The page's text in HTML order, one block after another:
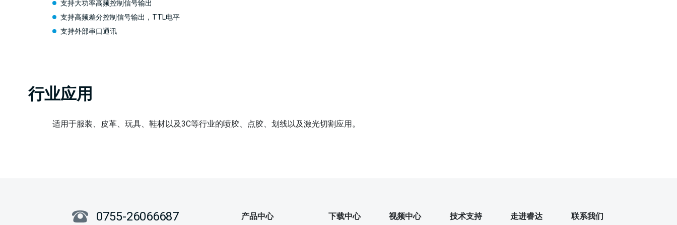
支持大功率高频控制信号输出
支持高频差分控制信号输出，TTL电平
支持外部串口通讯
行业应用
适用于服装、皮革、玩具、鞋材以及3C等行业的喷胶、点胶、划线以及激光切割应用。
0755-26066687 产品中心 下载中心 视频中心 技术支持 走进睿达 联系我们